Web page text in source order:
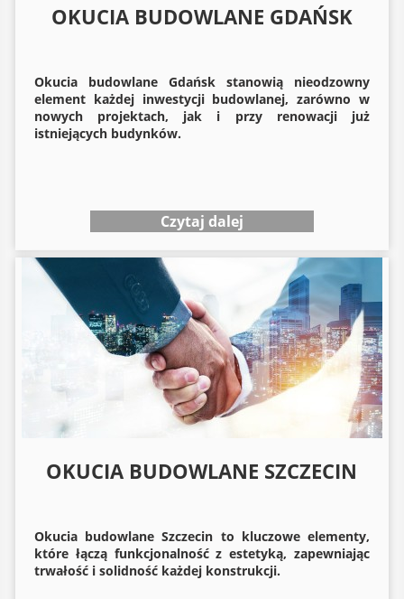
OKUCIA BUDOWLANE GDAŃSK
Okucia budowlane Gdańsk stanowią nieodzowny
element każdej inwestycji budowlanej, zarówno w
nowych projektach, jak i przy renowacji już
istniejących budynków.
Czytaj dalej
OKUCIA BUDOWLANE SZCZECIN
Okucia budowlane Szczecin to kluczowe elementy,
które łączą funkcjonalność z estetyką, zapewniając
trwałość i solidność każdej konstrukcji.